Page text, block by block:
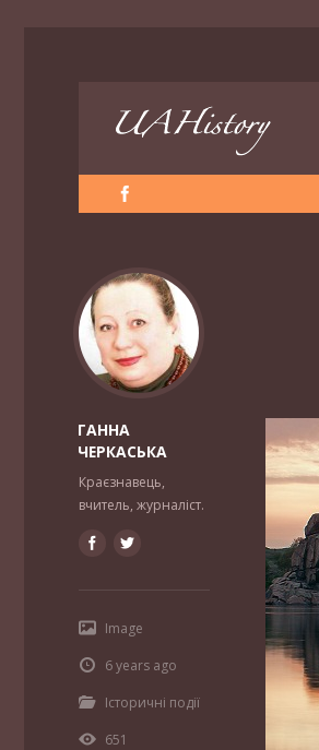
ГАННА
ЧЕРКАСЬКА
Краєзнавець,
вчитель, журналіст.
Image
6 years ago
Історичні події
651